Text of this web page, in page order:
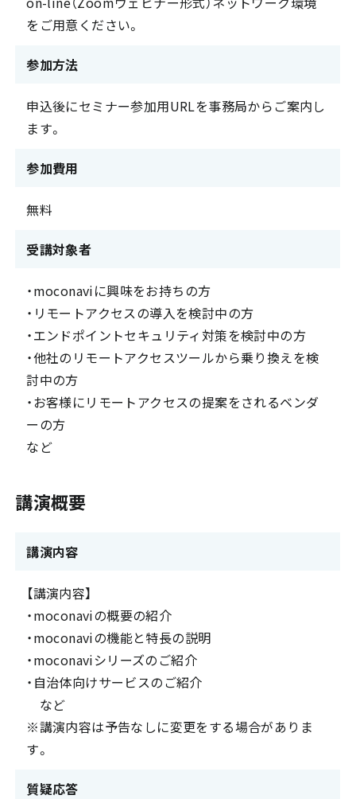
をご用意ください。
参加方法
申込後にセミナー参加用URLを事務局からご案内し
ます。
参加費用
無料
受講対象者
・moconaviに興味をお持ちの方
・リモートアクセスの導入を検討中の方
・エンドポイントセキュリティ対策を検討中の方
・他社のリモートアクセスツールから乗り換えを検
討中の方
・お客様にリモートアクセスの提案をされるベンダ
ーの方
など
講演概要
講演内容
【講演内容】
・moconaviの概要の紹介
・moconaviの機能と特長の説明
・moconaviシリーズのご紹介
・自治体向けサービスのご紹介
など
※講演内容は予告なしに変更をする場合がありま
す。
質疑応答